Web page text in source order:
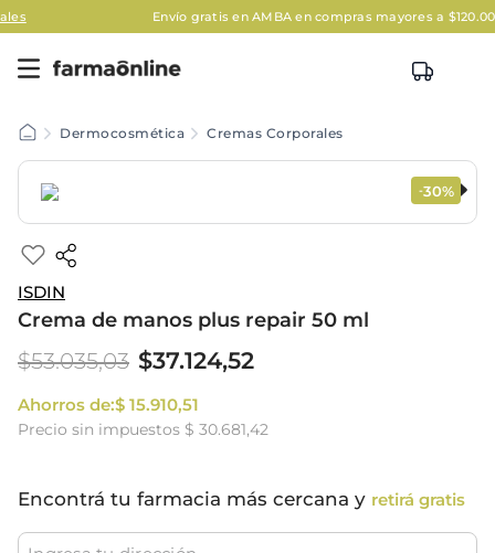
Envío gratis en AMBA en compras mayores a $120.000
Dermocosmética Cremas Corporales
-30%
ISDIN
Crema de manos plus repair 50 ml
$53.035,03 $37.124,52
Ahorros de:$ 15.910,51
Precio sin impuestos $ 30.681,42
Encontrá tu farmacia más cercana y retirá gratis